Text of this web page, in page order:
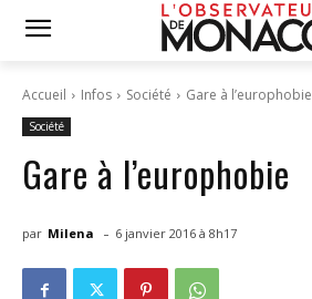
Accueil Infos Société Gare à l’europhobie
Société
Gare à l’europhobie
par Milena - 6 janvier 2016 à 8h17